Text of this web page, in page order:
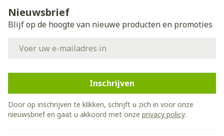
Nieuwsbrief
Blijf op de hoogte van nieuwe producten en promoties
Inschrijven
Door op inschrijven te klikken, schrijft u zich in voor onze
nieuwsbrief en gaat u akkoord met onze privacy policy.